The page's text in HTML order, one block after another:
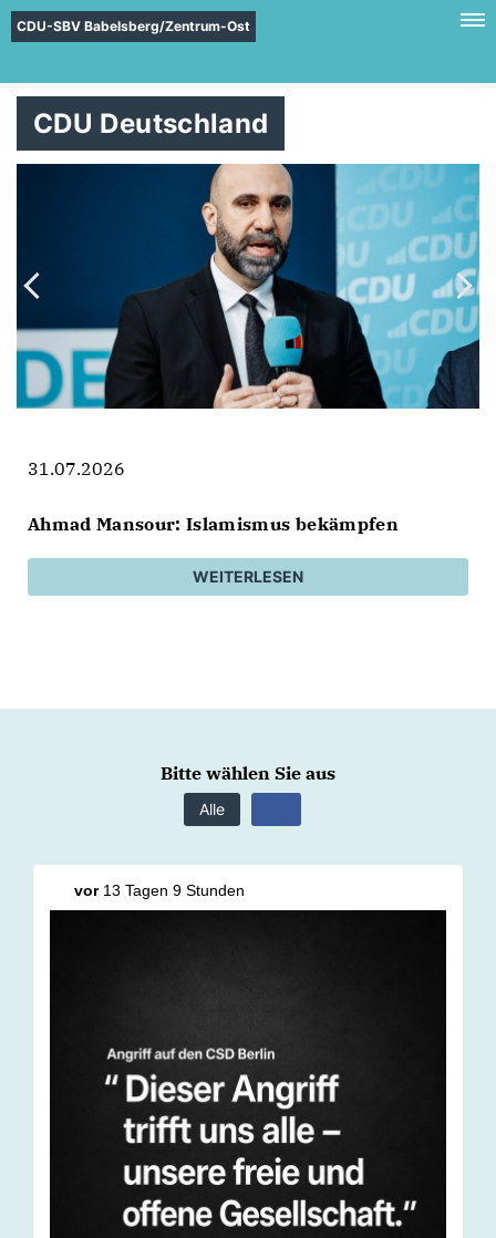
CDU-SBV Babelsberg/Zentrum-Ost
CDU Deutschland
31.07.2026
Ahmad Mansour: Islamismus bekämpfen
WEITERLESEN
Bitte wählen Sie aus
Alle
vor13 Tagen 9 Stunden